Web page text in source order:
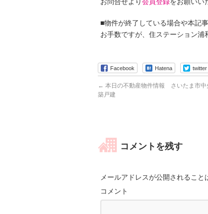
■物件が終了している場合や本記
お手数ですが、住ステーション浦
Facebook Hatena twitter
← 本日の不動産物件情報 さいたま市中
築戸建
コメントを残す
メールアドレスが公開されること
コメント